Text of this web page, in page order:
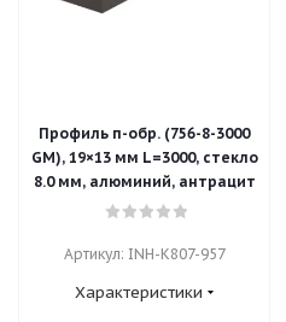
Профиль п-обр. (756-8-3000
GM), 19×13 мм L=3000, стекло
8.0 мм, алюминий, антрацит
Артикул: INH-K807-957
Характеристики